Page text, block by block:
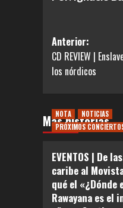
Navegación
de
entradas
Anterior:
CD REVIEW |
los nórdicos
Más historias
NOTA
NOTICIAS
PRÓXIMOS
EVENTOS | De
caribe al
qué el «¿Dónde
Rawayana es el